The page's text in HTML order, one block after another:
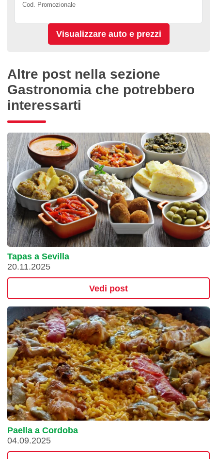
Cod. Promozionale
Altre post nella sezione
Gastronomia che potrebbero
interessarti
Tapas a Sevilla
20.11.2025
Vedi post
Paella a Cordoba
04.09.2025